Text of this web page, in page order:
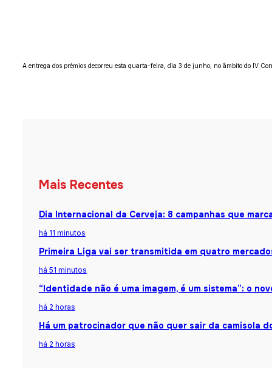
A entrega dos prémios decorreu esta quarta-feira, dia 3 de junho, no âmbito do IV
Mais Recentes
Dia Internacional da Cerveja: 8 campanhas que
há 11 minutos
Primeira Liga vai ser transmitida em quatro
há 51 minutos
“Identidade não é uma imagem, é um sistema”: o
há 2 horas
Há um patrocinador que não quer sair da camisola
há 2 horas